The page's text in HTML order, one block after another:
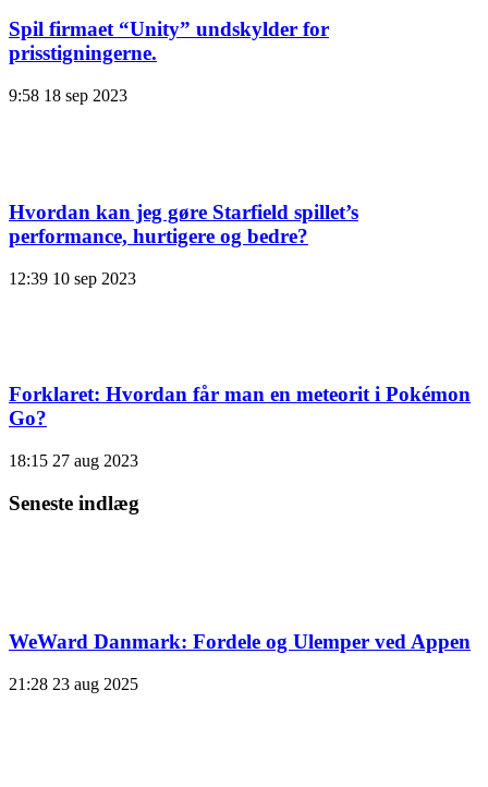
Spil firmaet “Unity” undskylder for
prisstigningerne.
9:58 18 sep 2023
Hvordan kan jeg gøre Starfield spillet’s
performance, hurtigere og bedre?
12:39 10 sep 2023
Forklaret: Hvordan får man en meteorit i Pokémon
Go?
18:15 27 aug 2023
Seneste indlæg
WeWard Danmark: Fordele og Ulemper ved Appen
21:28 23 aug 2025